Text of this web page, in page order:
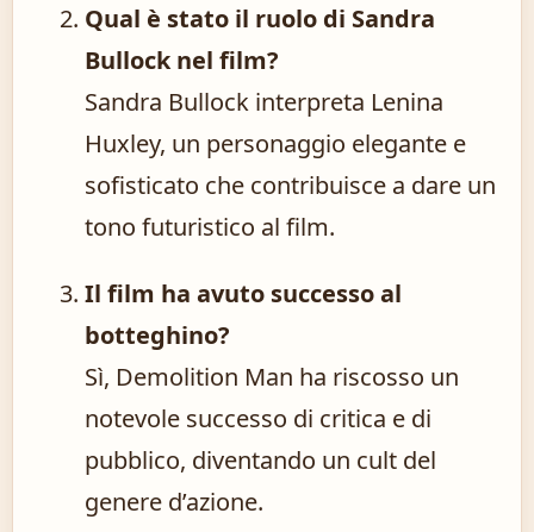
Qual è stato il ruolo di Sandra
Bullock nel film?
Sandra Bullock interpreta Lenina
Huxley, un personaggio elegante e
sofisticato che contribuisce a dare un
tono futuristico al film.
Il film ha avuto successo al
botteghino?
Sì, Demolition Man ha riscosso un
notevole successo di critica e di
pubblico, diventando un cult del
genere d’azione.